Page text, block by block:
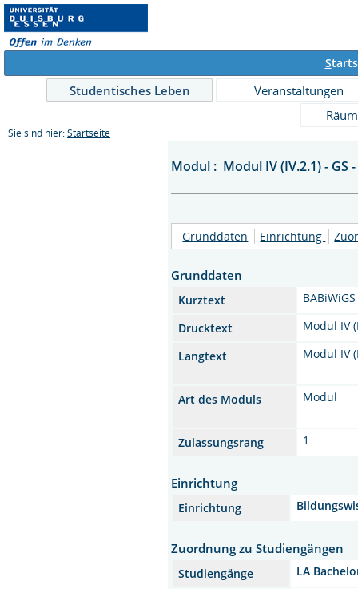
S
Studentisches Leben
Veranstaltungen
Sie sind hier: Startseite
Modul : Modul IV (IV.2.1) - GS
Grunddaten Einrichtung
Grunddaten
Kurztext
BABiWiGS
Drucktext
Modul IV
Langtext
Modul IV
Art des Moduls Modul
Zulassungsrang 1
Einrichtung
Einrichtung
Zuordnung zu Studiengängen
Studiengänge
LA